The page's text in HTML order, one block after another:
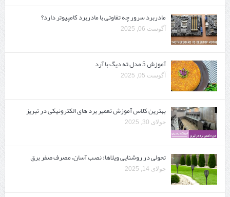
مادربرد سرور چه تفاوتی با مادربرد کامپیوتر دارد؟
آگوست 06, 2025
آموزش 5 مدل ته دیگ با آرد
آگوست 05, 2025
بهترین کلاس آموزش تعمیر برد های الکترونیکی در تبریز
جولای 30, 2025
تحولی در روشنایی ویلاها: نصب آسان، مصرف صفر برق
جولای 14, 2025